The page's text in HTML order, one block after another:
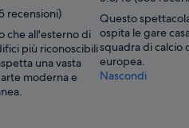
recensioni)
che all'esterno di
più riconoscibili
una vasta
moderna e
Questo
ospita le gare
squadra di calcio
europea.
Nascondi